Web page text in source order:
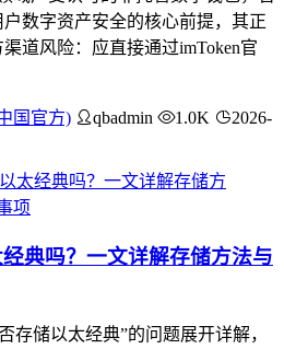
数字资产安全的核心前提，其正
道风险：应直接通过imToken官
国官方) qbadmin 1.0K
2026-
典吗？一文详解存储方法与
存储以太经典”的问题展开详解，